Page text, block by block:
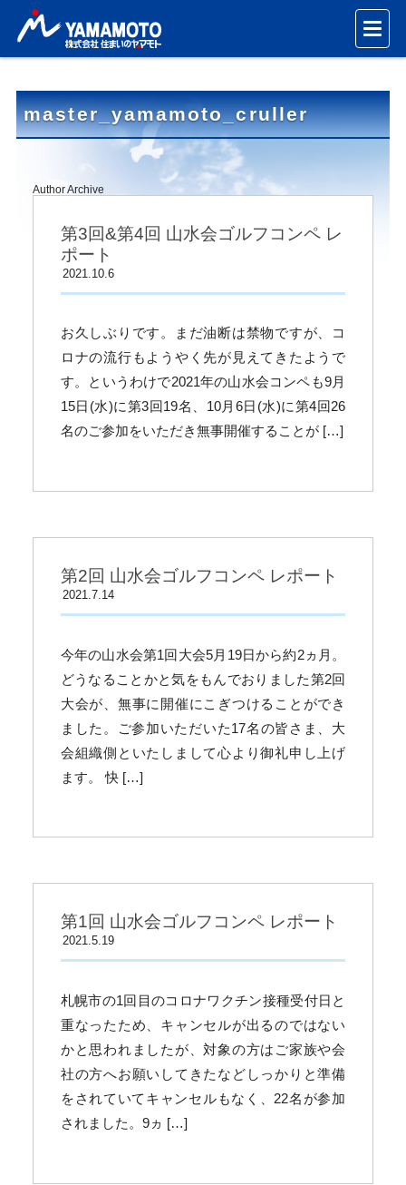
master_yamamoto_cruller
Author Archive
第3回&第4回 山水会ゴルフコンペ レ
ポート
2021.10.6
お久しぶりです。まだ油断は禁物ですが、コ
ロナの流行もようやく先が見えてきたようで
す。というわけで2021年の山水会コンペも9月
15日(水)に第3回19名、10月6日(水)に第4回26
名のご参加をいただき無事開催することが […]
第2回 山水会ゴルフコンペ レポート
2021.7.14
今年の山水会第1回大会5月19日から約2ヵ月。
どうなることかと気をもんでおりました第2回
大会が、無事に開催にこぎつけることができ
ました。ご参加いただいた17名の皆さま、大
会組織側といたしまして心より御礼申し上げ
ます。 快 […]
第1回 山水会ゴルフコンペ レポート
2021.5.19
札幌市の1回目のコロナワクチン接種受付日と
重なったため、キャンセルが出るのではない
かと思われましたが、対象の方はご家族や会
社の方へお願いしてきたなどしっかりと準備
をされていてキャンセルもなく、22名が参加
されました。9ヵ […]